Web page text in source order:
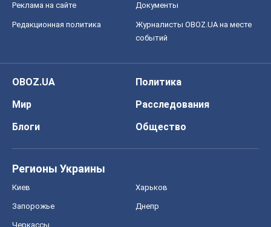
Реклама на сайте Документы
Редакционная политика
Журналисты OBOZ.UA на месте
событий
OBOZ.UA
Политика
Мир
Расследования
Блоги
Общество
Регионы Украины
Киев Харьков
Запорожье Днепр
Черкассы